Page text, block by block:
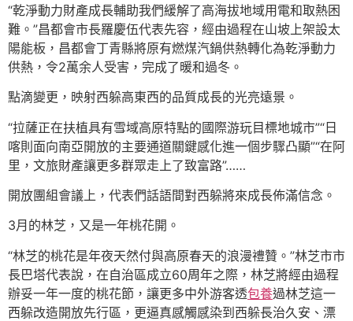
“乾淨動力財產成長輔助我們緩解了高海拔地域用電和取熱困
難。”昌都會市長羅慶伍代表先容，經由過程在山坡上架設太
陽能板，昌都會丁青縣將原有燃煤汽鍋供熱轉化為乾淨動力
供熱，令2萬余人受害，完成了暖和過冬。
點滴變更，映射西躲高東西的品質成長的光亮遠景。
“拉薩正在扶植具有雪域高原特點的國際游玩目標地城市”“日
喀則面向南亞開放的主要通道關鍵感化進一個步驟凸顯”“在阿
里，文旅財產讓更多群眾走上了致富路”……
開放團組會議上，代表們話語間對西躲將來成長佈滿信念。
3月的林芝，又是一年桃花開。
“林芝的桃花是年夜天然付與高原春天的浪漫禮贊。”林芝市市
長巴塔代表說，在自治區成立60周年之際，林芝將經由過程
辦妥一年一度的桃花節，讓更多中外游客透包養過林芝這一
西躲改造開放先行區，更逼真感觸感染到西躲長治久安、漂